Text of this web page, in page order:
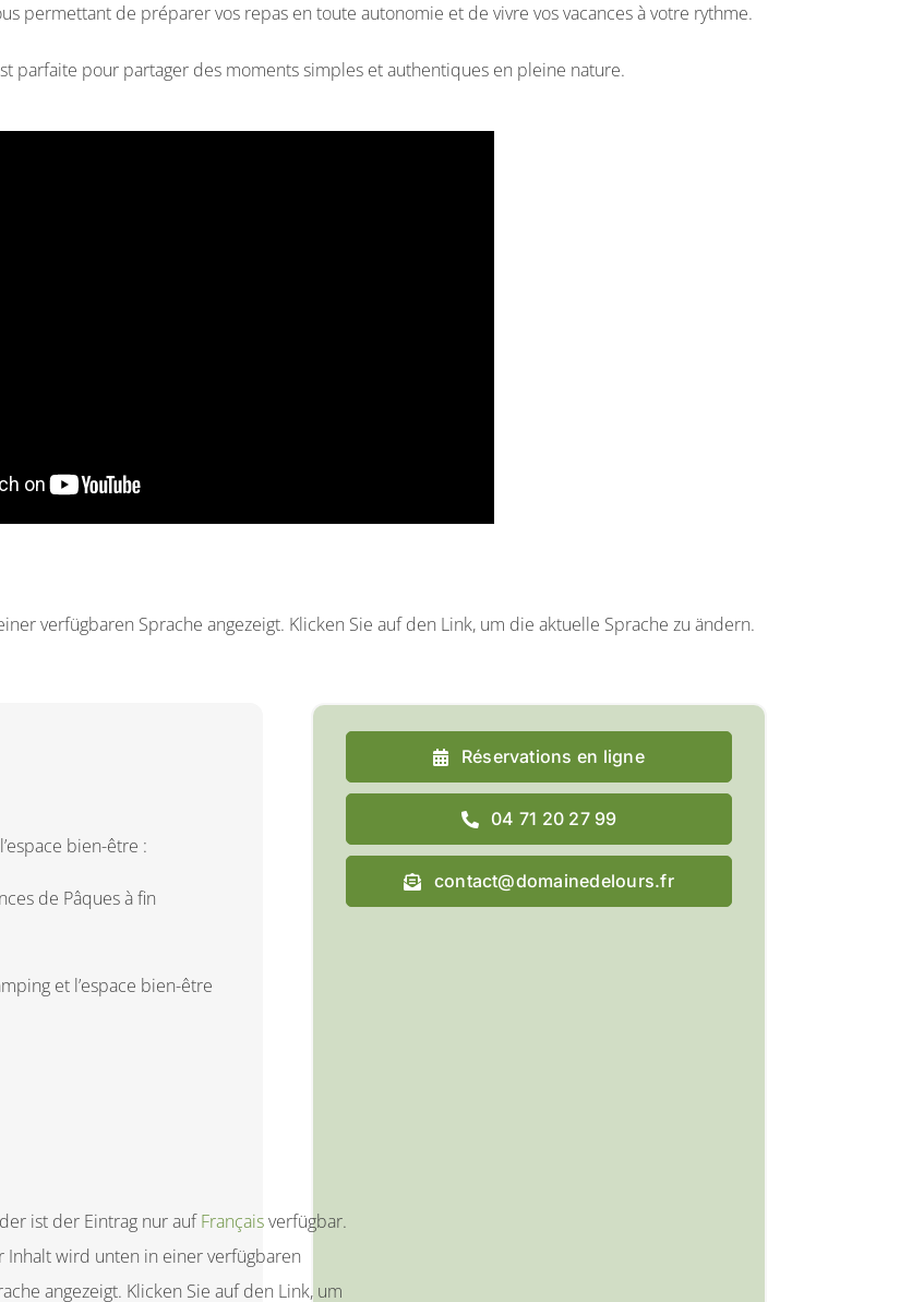
permettant de préparer vos repas en toute autonomie et de vivre vos vacances à votre rythme.
parfaite pour partager des moments simples et authentiques en pleine nature.
verfügbaren Sprache angezeigt. Klicken Sie auf den Link, um die aktuelle Sprache zu ändern.
bien-être :
de Pâques à fin
et l’espace bien-être
Réservations en ligne
04 71 20 27 99
contact@domainedelours.fr
ist der Eintrag nur aufFrançaisverfügbar.
Inhalt wird unten in einer verfügbaren
angezeigt. Klicken Sie auf den Link, um